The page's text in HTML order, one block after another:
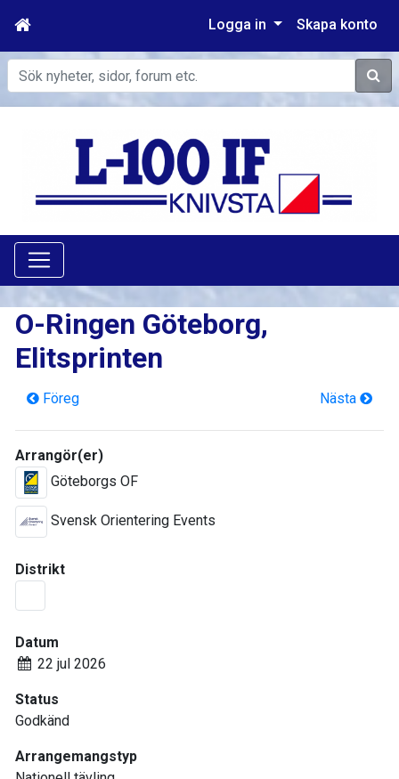
Logga in Skapa konto
Sök
O-Ringen Göteborg,
Elitsprinten
Föreg Nästa
Arrangör(er)
Göteborgs OF
Svensk Orientering Events
Distrikt
Datum
22 jul 2026
Status
Godkänd
Arrangemangstyp